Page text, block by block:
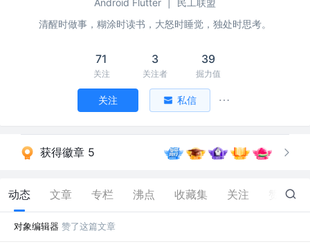
Android Flutter
民工联盟
清醒时做事，糊涂时读书，大怒时睡觉，独处时思考。
71
关注
3
关注者
39
掘力值
关注 私信
获得徽章 5
动态 文章 专栏 沸点 收藏集 关注 686
对象编辑器 赞了这篇文章